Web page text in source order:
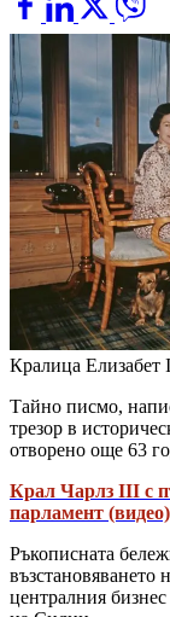
Кралица Елизабет
Тайно писмо,
трезор в
отворено още 63
Крал Чарлз III с
парламент (видео)
Ръкописната
възстановяването
централния